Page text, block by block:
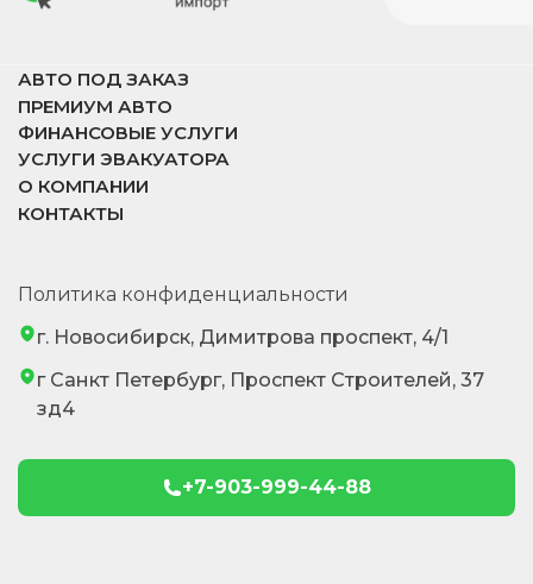
АВТО ПОД ЗАКАЗ
ПРЕМИУМ АВТО
ФИНАНСОВЫЕ УСЛУГИ
УСЛУГИ ЭВАКУАТОРА
О КОМПАНИИ
КОНТАКТЫ
Политика конфиденциальности
г. Новосибирск, Димитрова проспект, 4/1
г Санкт Петербург, Проспект Строителей, 37
зд4
+7-903-999-44-88